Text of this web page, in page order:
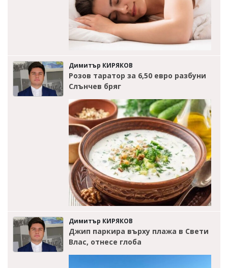
Димитър КИРЯКОВ
Розов таратор за 6,50 евро разбуни
Слънчев бряг
Димитър КИРЯКОВ
Джип паркира върху плажа в Свети
Влас, отнесе глоба